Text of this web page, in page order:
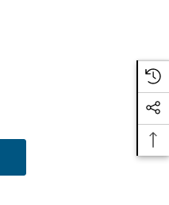
BATERÍA DE
CANTIDAD DE